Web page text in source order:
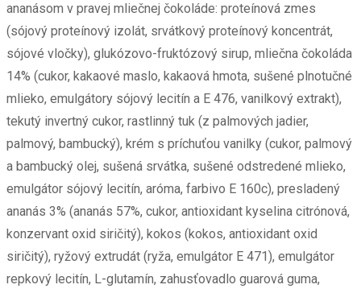
ananásom v pravej mliečnej čokoláde: proteínová zmes
(sójový proteínový izolát, srvátkový proteínový koncentrát,
sójové vločky), glukózovo-fruktózový sirup, mliečna čokoláda
14% (cukor, kakaové maslo, kakaová hmota, sušené plnotučné
mlieko, emulgátory sójový lecitín a E 476, vanilkový extrakt),
tekutý invertný cukor, rastlinný tuk (z palmových jadier,
palmový, bambucký), krém s príchuťou vanilky (cukor, palmový
a bambucký olej, sušená srvátka, sušené odstredené mlieko,
emulgátor sójový lecitín, aróma, farbivo E 160c), presladený
ananás 3% (ananás 57%, cukor, antioxidant kyselina citrónová,
konzervant oxid siričitý), kokos (kokos, antioxidant oxid
siričitý), ryžový extrudát (ryža, emulgátor E 471), emulgátor
repkový lecitín, L-glutamín, zahusťovadlo guarová guma,